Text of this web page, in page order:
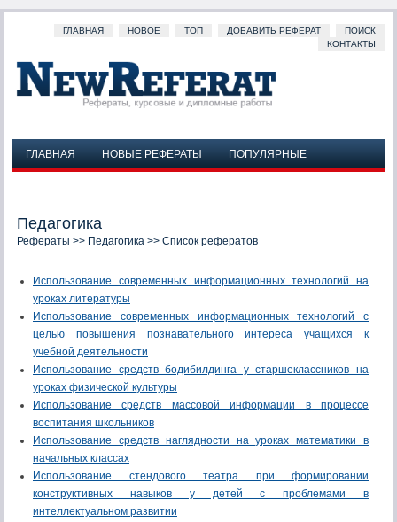
ГЛАВНАЯ НОВОЕ ТОП ДОБАВИТЬ РЕФЕРАТ
ПОИСК
КОНТАКТЫ
ГЛАВНАЯ НОВЫЕ РЕФЕРАТЫ
ПОПУЛЯРНЫЕ
Педагогика
Рефераты >> Педагогика >> Список рефератов
Использование современных информационных технологий на
уроках литературы
Использование современных информационных технологий с
целью повышения познавательного интереса учащихся к
учебной деятельности
Использование средств бодибилдинга у старшеклассников на
уроках физической культуры
Использование средств массовой информации в процессе
воспитания школьников
Использование средств наглядности на уроках математики в
начальных классах
Использование стендового театра при формировании
конструктивных навыков у детей с проблемами в
интеллектуальном развитии